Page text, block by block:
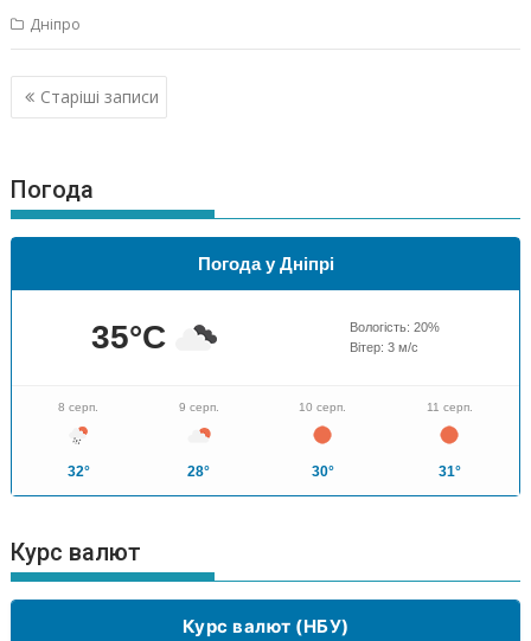
Дніпро
Навігація
за
Старіші записи
Погода
Погода у Дніпрі
35°C Вологість: 20%
Вітер: 3м/с
8 серп.
32°
9 серп.
28°
10 серп.
30°
11 серп.
31°
Курс валют
Курс валют (НБУ)